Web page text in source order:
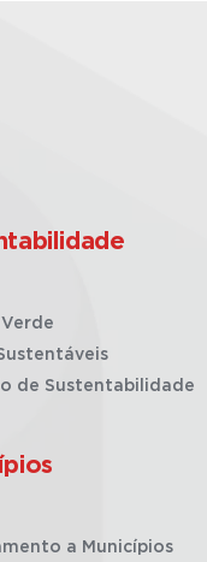
de Sustentabilidade
a Municípios